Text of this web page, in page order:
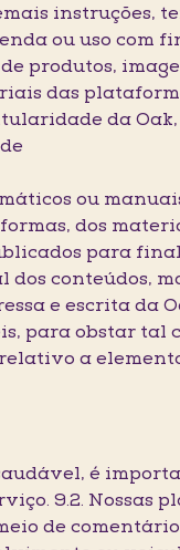
instruções,
ou uso com
produtos,
das
da
ou
dos
para
conteúdos,
e escrita da
para obstar tal
a
é
9.2.
de